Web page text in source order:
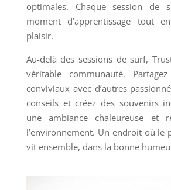
optimales. Chaque session de
moment d’apprentissage tout
plaisir.
Au-delà des sessions de surf,
véritable communauté.
conviviaux avec d’autres
conseils et créez des souvenirs
une ambiance chaleureuse et
l’environnement. Un endroit où le
vit ensemble, dans la bonne